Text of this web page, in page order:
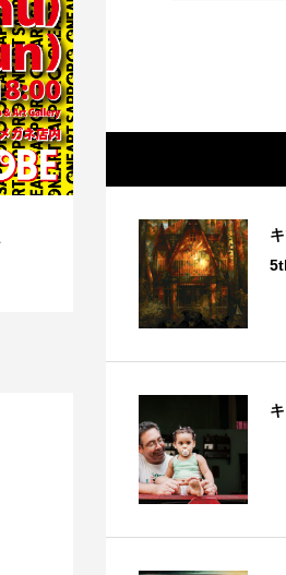
映画レビュー ～森
反対ムーヴの暇人は